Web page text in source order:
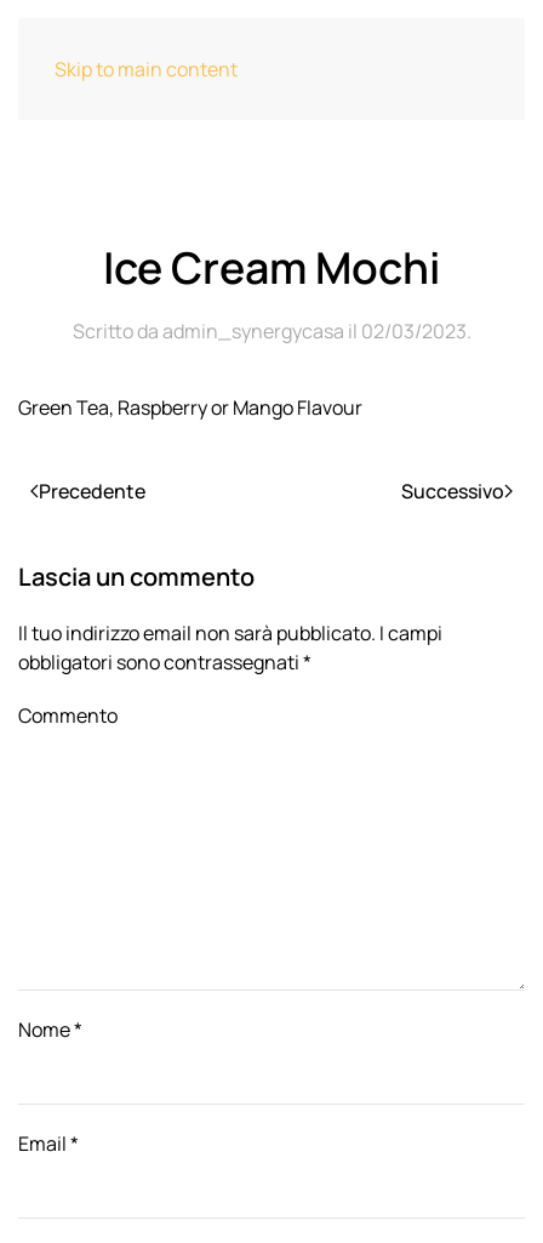
Skip to main content
Ice Cream Mochi
Scritto daadmin_synergycasa il 02/03/2023.
Green Tea, Raspberry or Mango Flavour
Precedente Successivo
Lascia un commento
Il tuo indirizzo email non sarà pubblicato. I campi
obbligatori sono contrassegnati*
Commento
Nome*
Email*